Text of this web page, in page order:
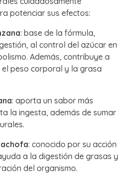
potenciar sus efectos:
: base de la fórmula,
al control del azúcar en
Además, contribuye a
peso corporal y la grasa
: aporta un sabor más
la ingesta, además de sumar
: conocido por su acción
a la digestión de grasas y
del organismo.